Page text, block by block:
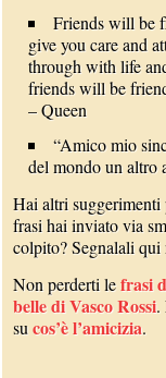
Friends will be
give you care and
through with life
friends will be
– Queen
“Amico mio
del mondo un
Hai altri
frasi hai inviato via
colpito? Segnalali
Non perderti lefrasi
belle di Vasco Rossi.
sucos’è l’amicizia.